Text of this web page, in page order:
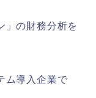
」の財務分析を
ム導入企業で